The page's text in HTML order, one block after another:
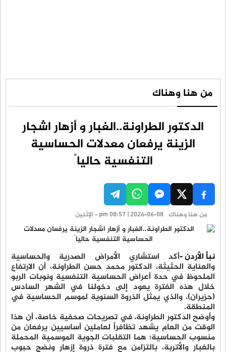
من هنا وهناك
الدكتور الطراونة..الغبار و أزهار اشجار
الزينة يرفعان معدلات الحساسية
التنفسية حاليا ً
من هنا وهناك pm 08:57 | 2026-06-08 - الإثنين
نبأ الأردن -أكد استشاري الأمراض الصدرية والحساسية
والعناية الحثيثة، الدكتور محمد حسن الطراونة، أن الارتفاع
الملحوظ في حدة أعراض الحساسية التنفسية ونوبات الربو
خلال هذه الفترة يعود إلى دخولنا في الشهر السادس
(حزيران)، والذي يمثل الذروة السنوية لموسم الحساسية في
المنطقة.
وأوضح الدكتور الطراونة، في تصريحات صحفية خاصة، أن هذا
الوقت من العام يشهد تظافراً لعاملين أساسيين يرفعان من
منسوب الحساسية؛ هما التقلبات الجوية الموسمية المحملة
بالغبار والأتربة، بالتزامن مع فترة ذروة إزهار ونضج حبوب